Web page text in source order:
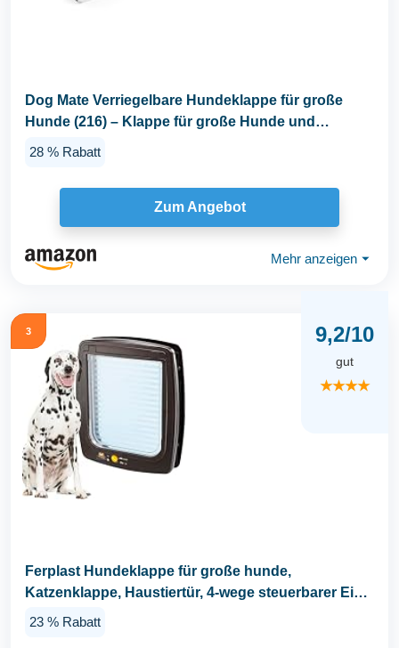
Dog Mate Verriegelbare Hundeklappe für große
Hunde (216) – Klappe für große Hunde und
28 % Rabatt
Zum Angebot
Mehr anzeigen ⏷
3 9,2/10
gut
★★★★
Ferplast Hundeklappe für große hunde,
Katzenklappe, Haustiertür, 4-wege steuerbarer Ein-
und...
23 % Rabatt